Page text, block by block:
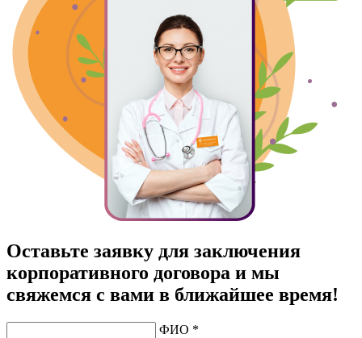
Оставьте заявку для заключения
корпоративного договора и мы
свяжемся с вами в ближайшее время!
ФИО *